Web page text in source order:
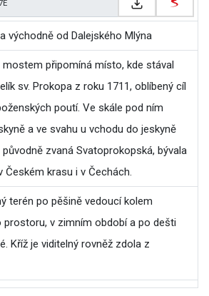
východně od Dalejského Mlýna
mostem připomíná místo, kde stával
sv. Prokopa z roku 1711, oblíbený cíl
poutí. Ve skále pod ním
a ve svahu u vchodu do jeskyně
zvaná Svatoprokopská, bývala
Českém krasu i v Čechách.
terén po pěšině vedoucí kolem
prostoru, v zimním období a po dešti
Kříž je viditelný rovněž zdola z